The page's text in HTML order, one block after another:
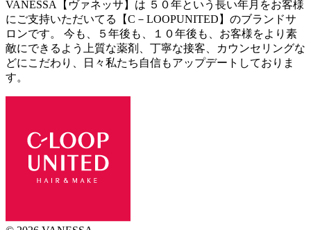
VANESSA【ヴァネッサ】は ５０年という長い年月をお客様
にご支持いただいてる【C－LOOPUNITED】のブランドサ
ロンです。 今も、５年後も、１０年後も、お客様をより素
敵にできるよう上質な薬剤、丁寧な接客、カウンセリングな
どにこだわり、日々私たち自信もアップデートしておりま
す。